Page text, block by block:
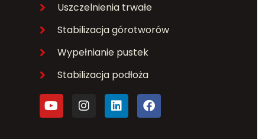
Uszczelnienia trwałe
Stabilizacja górotworów
Wypełnianie pustek
Stabilizacja podłoża